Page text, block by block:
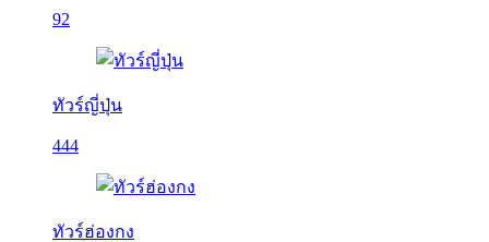
92
ทัวร์ญี่ปุ่น
444
ทัวร์ฮ่องกง